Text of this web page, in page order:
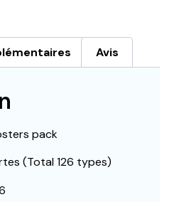
Avis
pack
(Total 126 types)